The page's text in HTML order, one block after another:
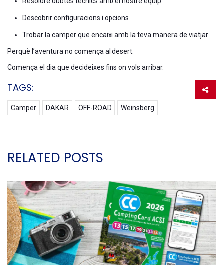
Descobrir configuracions i opcions
Trobar la camper que encaixi amb la teva manera de viatjar
Perquè l’aventura no comença al desert.
Comença el dia que decideixes fins on vols arribar.
TAGS:
Camper DAKAR OFF-ROAD Weinsberg
RELATED POSTS